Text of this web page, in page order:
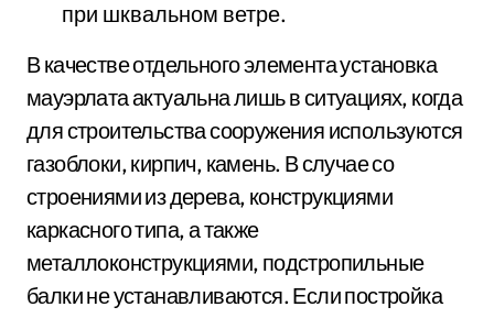
при шквальном ветре.
В качестве отдельного элемента установка
мауэрлата актуальна лишь в ситуациях, когда
для строительства сооружения используются
газоблоки, кирпич, камень. В случае со
строениями из дерева, конструкциями
каркасного типа, а также
металлоконструкциями, подстропильные
балки не устанавливаются. Если постройка